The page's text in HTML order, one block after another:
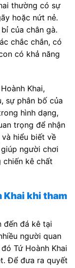
thường có sự
hoặc nứt nẻ.
của chân gà.
chắc chắn, có
có khả năng
Khai,
sự phân bố của
hình dạng,
trọng để nhận
hiểu biết về
người chơi
kê chất
Khai khi tham
đến đá kê tại
người quan
Tứ Hoành Khai
Để đưa ra quyết